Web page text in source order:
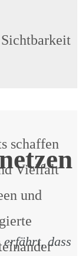
schaffen
Vielfalt
und
erfährt, dass